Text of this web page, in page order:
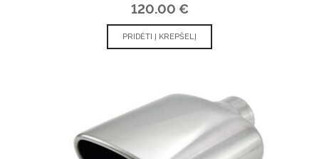
120.00 €
PRIDĖTI Į KREPŠELĮ